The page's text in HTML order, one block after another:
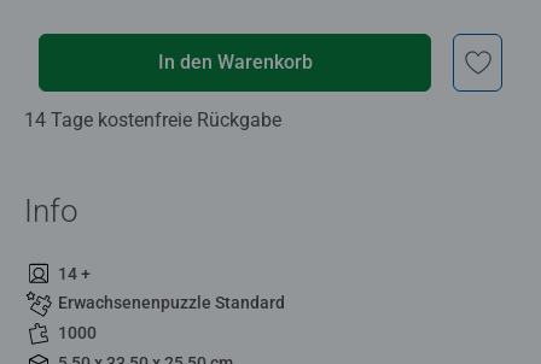
In den Warenkorb
14 Tage kostenfreie Rückgabe
Info
14 +
Erwachsenenpuzzle Standard
1000